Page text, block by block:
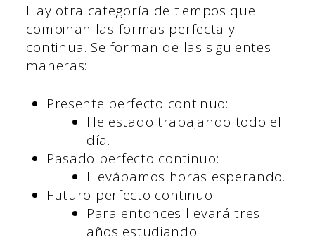
Hay otra categoría de tiempos que
combinan las formas perfecta y
continua. Se forman de las siguientes
maneras:
Presente perfecto continuo:
He estado trabajando todo el
día.
Pasado perfecto continuo:
Llevábamos horas esperando.
Futuro perfecto continuo:
Para entonces llevará tres
años estudiando.